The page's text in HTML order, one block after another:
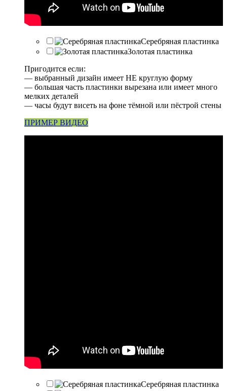
Серебряная пластинка
Золотая пластинка
Пригодится если:
— выбранный дизайн имеет НЕ круглую форму
— большая часть пластинки вырезана или имеет много
мелких деталей
— часы будут висеть на фоне тёмной или пёстрой стены
ПРИМЕР ВИДЕО
Серебряная пластинка